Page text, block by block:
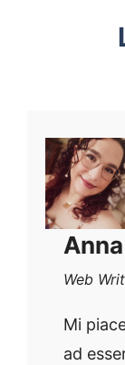
Web
Mi
ad